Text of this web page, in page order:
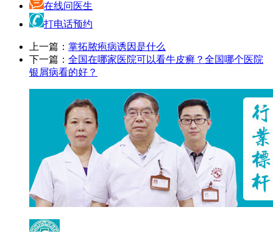
在线问医生
打电话预约
上一篇： 掌拓脓疱病诱因是什么
下一篇： 全国在哪家医院可以看牛皮癣？全国哪个医院
银屑病看的好？